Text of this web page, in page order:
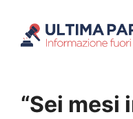
“Sei mesi